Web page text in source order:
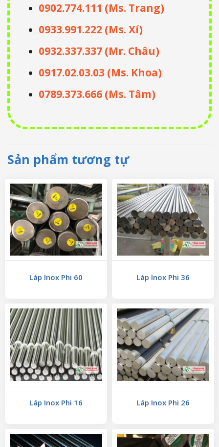
0902.774.111 (Ms. Trang)
0933.991.222 (Ms. Xí)
0932.337.337 (Mr. Châu)
0917.02.03.03 (Ms. Khoa)
0789.373.666 (Ms. Tâm)
Sản phẩm tương tự
Láp Inox Phi 60 Láp Inox Phi 36
Láp Inox Phi 16 Láp Inox Phi 26